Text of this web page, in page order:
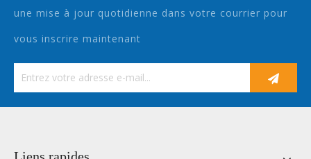
une mise à jour quotidienne dans votre courrier pour
vous inscrire maintenant